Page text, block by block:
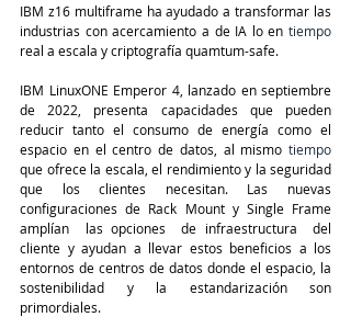
IBM z16 multiframe ha ayudado a transformar las
industrias con acercamiento a de IA lo en tiempo
real a escala y criptografía quamtum-safe.
IBM LinuxONE Emperor 4, lanzado en septiembre
de 2022, presenta capacidades que pueden
reducir tanto el consumo de energía como el
espacio en el centro de datos, al mismo tiempo
que ofrece la escala, el rendimiento y la seguridad
que los clientes necesitan. Las nuevas
configuraciones de Rack Mount y Single Frame
amplían  las opciones  de infraestructura  del
cliente y ayudan a llevar estos beneficios a los
entornos de centros de datos donde el espacio, la
sostenibilidad y la estandarización son
primordiales.